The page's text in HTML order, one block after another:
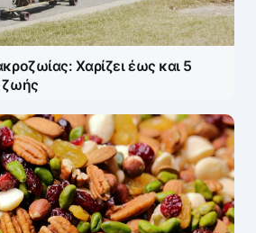
Χαρίζει έως και 5
ζωής